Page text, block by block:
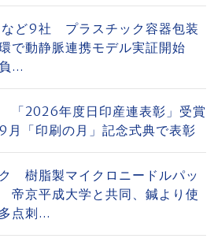
ど9社 プラスチック容器包装
で動静脈連携モデル実証開始
...
「2026年度日印産連表彰」受賞
「印刷の月」記念式典で表彰
樹脂製マイクロニードルパッ
帝京平成大学と共同、鍼より使
点刺...